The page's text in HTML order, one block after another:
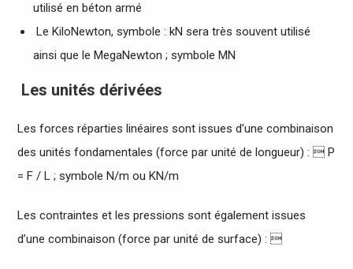
utilisé en béton armé
Le KiloNewton, symbole : kN sera très souvent utilisé
ainsi que le MegaNewton ; symbole MN
Les unités dérivées
Les forces réparties linéaires sont issues d’une combinaison
des unités fondamentales (force par unité de longueur) :  P
= F / L ; symbole N/m ou KN/m
Les contraintes et les pressions sont également issues
d’une combinaison (force par unité de surface) : 